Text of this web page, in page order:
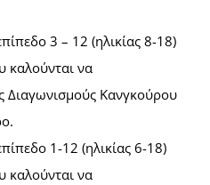
3 – 12 (ηλικίας 8-18)
καλούνται να
Διαγωνισμούς Κανγκούρου
1-12 (ηλικίας 6-18)
καλούνται να